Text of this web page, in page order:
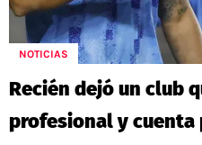
NOTICIAS
Recién dejó un club
profesional y cuenta